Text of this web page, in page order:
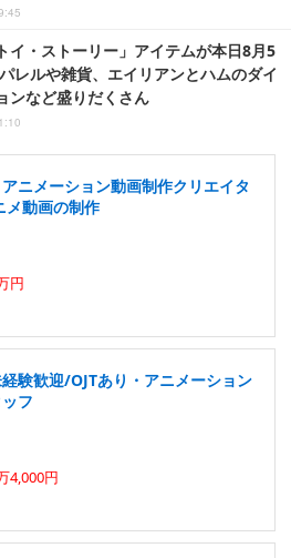
イ・ストーリー」アイテムが本日8月5
レルや雑貨、エイリアンとハムのダイ
ンなど盛りだくさん
ニメーション動画制作クリエイタ
メ動画の制作
円
経験歓迎/OJTあり・アニメーション
フ
4,000円